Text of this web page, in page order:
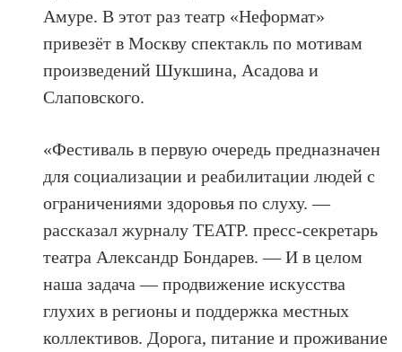
Амуре. В этот раз театр «Неформат»
привезёт в Москву спектакль по мотивам
произведений Шукшина, Асадова и
Слаповского.
«Фестиваль в первую очередь предназначен
для социализации и реабилитации людей с
ограничениями здоровья по слуху. —
рассказал журналу ТЕАТР. пресс-секретарь
театра Александр Бондарев. — И в целом
наша задача — продвижение искусства
глухих в регионы и поддержка местных
коллективов. Дорога, питание и проживание